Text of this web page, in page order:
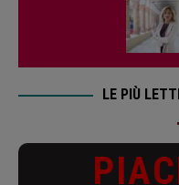
LE PIÙ